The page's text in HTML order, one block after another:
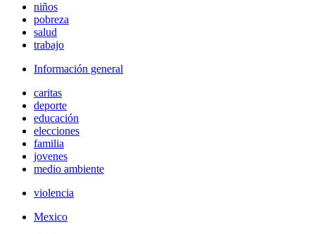
niños
pobreza
salud
trabajo
Información general
caritas
deporte
educación
elecciones
familia
jovenes
medio ambiente
violencia
Mexico